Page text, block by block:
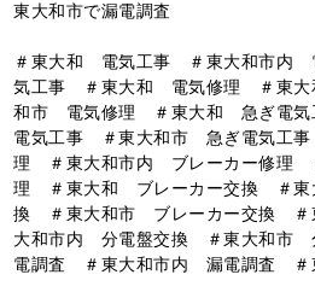
東大和市で漏電調査
＃東大和 電気工事 ＃東大和市内
気工事 ＃東大和 電気修理 ＃東
和市 電気修理 ＃東大和 急ぎ電
電気工事 ＃東大和市 急ぎ電気工
理 ＃東大和市内 ブレーカー修理
理 ＃東大和 ブレーカー交換 ＃東
換 ＃東大和市 ブレーカー交換
大和市内 分電盤交換 ＃東大和市
電調査 ＃東大和市内 漏電調査 ＃